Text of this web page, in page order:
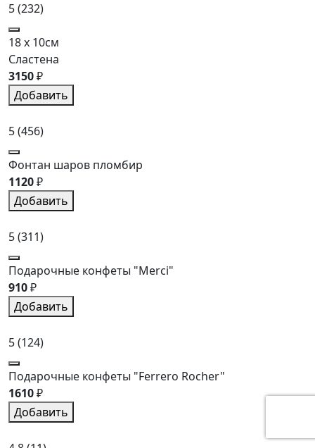
5(232)
18 x 10см
Сластена
3150₽
Добавить
5(456)
Фонтан шаров пломбир
1120₽
Добавить
5(311)
Подарочные конфеты "Merci"
910₽
Добавить
5(124)
Подарочные конфеты "Ferrero Rocher"
1610₽
Добавить